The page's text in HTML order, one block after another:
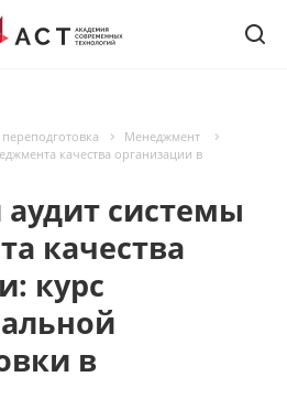
Менеджмент
качества организации в
системы
качества
курс
в